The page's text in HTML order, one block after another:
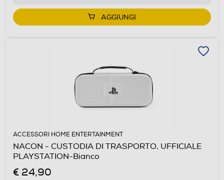
AGGIUNGI
ACCESSORI HOME ENTERTAINMENT
NACON - CUSTODIA DI TRASPORTO, UFFICIALE
PLAYSTATION-Bianco
€ 24,90